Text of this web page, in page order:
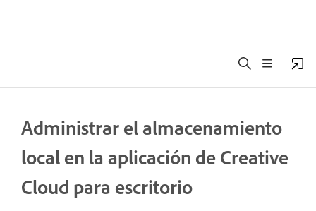
Administrar el almacenamiento
local en la aplicación de Creative
Cloud para escritorio